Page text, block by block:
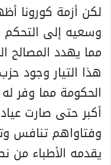
لكن أزمة كورونا
وسعيه إلى التحكم
مما يهدد المصالح
هذا التيار وجود
الحكومة مما وفر
أكبر حتى صارت
وفتاواهم تنافس
يقدمه الأطباء من